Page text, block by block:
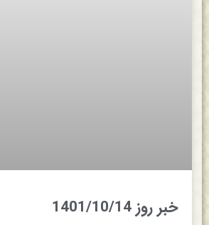
خبر روز 1401/10/14